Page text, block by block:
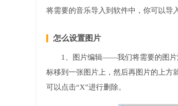
将需要的音乐导入到软件中，你可以导
怎么设置图片
1、图片编辑——我们将需要的图片
标移到一张图片上，然后再图片的上方
可以点击“X”进行删除。